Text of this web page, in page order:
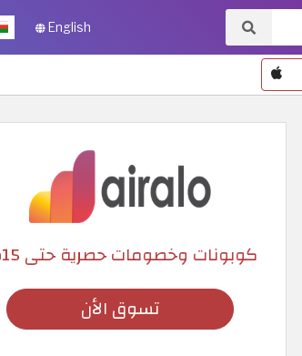
English
كوبونات وخصومات حصرية حتى 15%
تسوق الأن